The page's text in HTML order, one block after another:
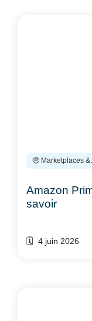
🤑 Marketplaces &
Amazon
savoir
🗓️ 4 juin 2026